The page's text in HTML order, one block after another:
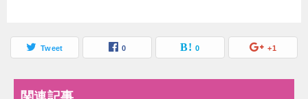
Tweet 0 0 +1